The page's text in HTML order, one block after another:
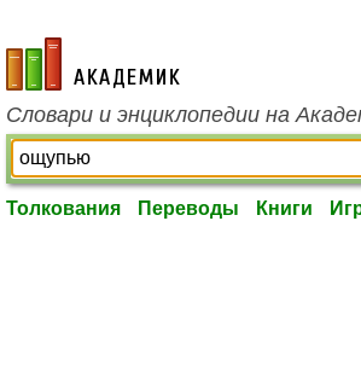
academic.ru
Словари и энциклопедии на
Толкования Переводы Книги